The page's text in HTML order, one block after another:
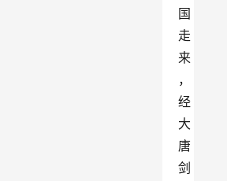
国
走
来
，
经
大
唐
剑